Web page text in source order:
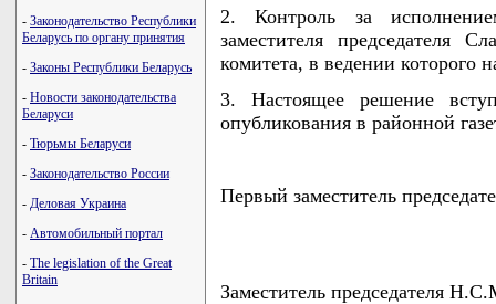
- Законодательство Республики
Беларусь по органу принятия
- Законы Республики Беларусь
- Новости законодательства
Беларуси
- Тюрьмы Беларуси
- Законодательство России
- Деловая Украина
- Автомобильный портал
- The legislation of the Great
Britain
2. Контроль за
заместителя председателя
комитета, в ведении которого
3. Настоящее решение
опубликования в районной
Первый заместитель
Заместитель председателя